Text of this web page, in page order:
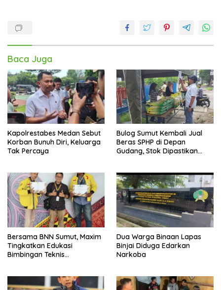
Baca Juga
Kapolrestabes Medan Sebut
Korban Bunuh Diri, Keluarga
Tak Percaya
Bulog Sumut Kembali Jual
Beras SPHP di Depan
Gudang, Stok Dipastikan
Bersama BNN Sumut, Maxim
Tingkatkan Edukasi
Bimbingan Teknis
Dua Warga Binaan Lapas
Binjai Diduga Edarkan
Narkoba